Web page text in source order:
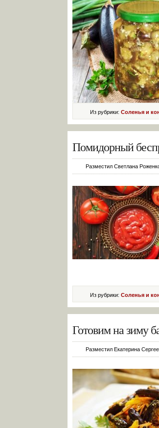
Из рубрики: Соленья и
Помидорный
Разместил Светлана
Из рубрики: Соленья и
Готовим на зиму
Разместил Екатерина